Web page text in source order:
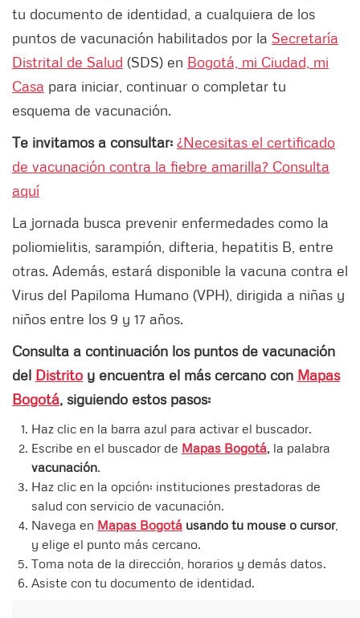
tu documento de identidad, a cualquiera de los
puntos de vacunación habilitados por la Secretaría
Distrital de Salud (SDS) en Bogotá, mi Ciudad, mi
Casa para iniciar, continuar o completar tu
esquema de vacunación.
Te invitamos a consultar: ¿Necesitas el certificado
de vacunación contra la fiebre amarilla? Consulta
aquí
La jornada busca prevenir enfermedades como la
poliomielitis, sarampión, difteria, hepatitis B, entre
otras. Además, estará disponible la vacuna contra el
Virus del Papiloma Humano (VPH), dirigida a niñas y
niños entre los 9 y 17 años.
Consulta a continuación los puntos de vacunación
del Distrito y encuentra el más cercano con Mapas
Bogotá, siguiendo estos pasos:
Haz clic en la barra azul para activar el buscador.
Escribe en el buscador de Mapas Bogotá, la palabra
vacunación.
Haz clic en la opción: instituciones prestadoras de
salud con servicio de vacunación.
Navega en Mapas Bogotá usando tu mouse o cursor,
y elige el punto más cercano.
Toma nota de la dirección, horarios y demás datos.
Asiste con tu documento de identidad.